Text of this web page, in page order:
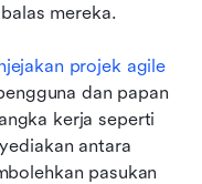
mereka.
projek agile
dan papan
kerja seperti
antara
pasukan